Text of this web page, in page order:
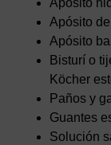
Apósito
Apósito
Apósito
Bisturí o
Köcher
Paños y
Guantes
Solución